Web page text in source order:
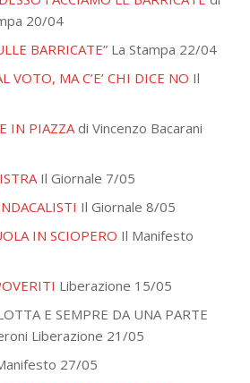
20/04
BARRICATE” La Stampa 22/04
VOTO, MA C’E’ CHI DICE NO Il
IN PIAZZAdi Vincenzo Bacarani
Il Giornale 7/05
Il Giornale 8/05
IN SCIOPERO Il Manifesto
Liberazione 15/05
E SEMPRE DA UNA PARTE
Liberazione 21/05
27/05